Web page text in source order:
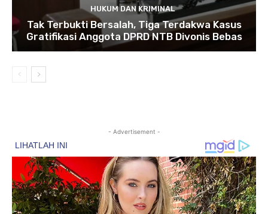
HUKUM DAN KRIMINAL
Tak Terbukti Bersalah, Tiga Terdakwa Kasus
Gratifikasi Anggota DPRD NTB Divonis Bebas
- Advertisement -